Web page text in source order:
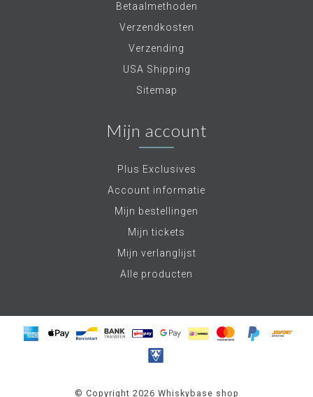
Betaalmethoden
Verzendkosten
Verzending
USA Shipping
Sitemap
Mijn account
Plus Exclusives
Account informatie
Mijn bestellingen
Mijn tickets
Mijn verlanglijst
Alle producten
© Copyright 2026 Whiskybase shop